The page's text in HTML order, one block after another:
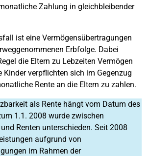
Zahlung in gleichbleibender
ist eine Vermögensübertragungen
Erbfolge. Dabei
die Eltern zu Lebzeiten Vermögen
Kinder verpflichten sich im Gegenzug
Rente an die Eltern zu zahlen.
als Rente hängt vom Datum des
1.1. 2008 wurde zwischen
Renten unterschieden. Seit 2008
aufgrund von
im Rahmen der